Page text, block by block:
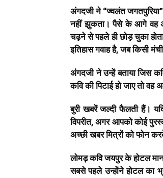
अंगदजी ने“ज्वलंत जगतपुरिया
नहीं झुकता। पैसे के आगे वह
चढ़ने से पहले ही छोड़ चुका
इतिहास गवाह है,जब किसी
अंगदजी ने उन्हें बताया जिस
कवि की पिटाई हो जाए तो वह
बुरी खबरें जल्दी फैलती हैं।
विपरीत,अगर आपको कोई
अच्छी खबर मित्रों को फोन
लोमड़ कवि जयपुर के होटल
सबसे पहले उन्होंने होटल का